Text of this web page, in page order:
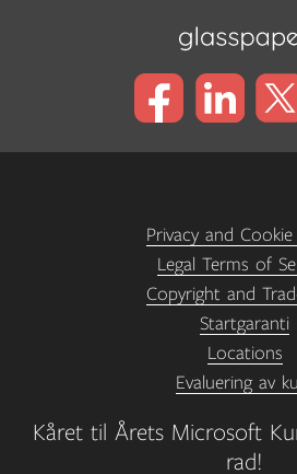
Kåret til Årets Microsoft
rad!
Privacy and
Legal Terms of
Copyright and
Startgaranti
Locations
Evaluering av